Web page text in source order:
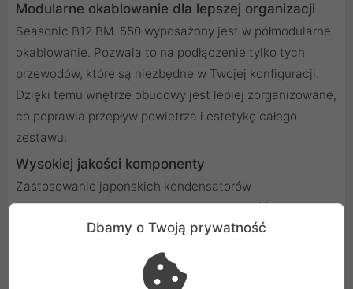
Modularne okablowanie dla lepszej organizacji
Seasonic B12 BM-550 wyposażony jest w półmodularne
okablowanie. Pozwala to na podłączenie tylko tych
przewodów, które są niezbędne w Twojej konfiguracji.
Dzięki temu wnętrze obudowy jest lepiej zorganizowane,
co poprawia przepływ powietrza i estetykę całego
zestawu.
Wysokiej jakości komponenty
Zastosowanie japońskich kondensatorów
elektrolitycznych zapewnia długą żywotność oraz
stabilność pracy zasilacza. Wysokiej jakości
komponenty to gwarancja niezawodności i
bezpieczeństwa Twojego sprzętu.
Dbamy o Twoją prywatność